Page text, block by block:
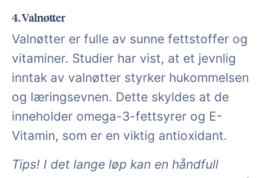
4. Valnøtter
Valnøtter er fulle av sunne fettstoffer og
vitaminer. Studier har vist, at et jevnlig
inntak av valnøtter styrker hukommelsen
og læringsevnen. Dette skyldes at de
inneholder omega-3-fettsyrer og E-
Vitamin, som er en viktig antioxidant.
Tips! I det lange løp kan en håndfull